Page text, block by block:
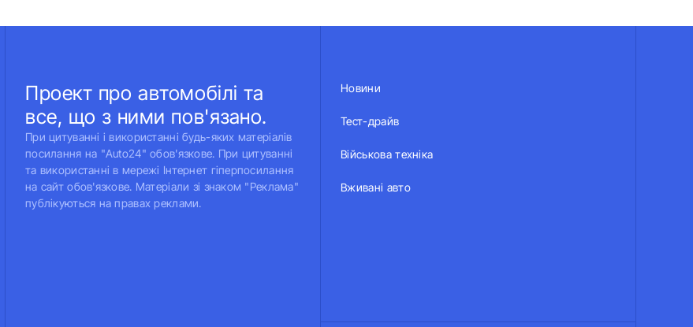
Проект про автомобілі та
все, що з ними пов'язано.
При цитуванні і використанні будь-яких матеріалів
посилання на "Auto24" обов'язкове. При цитуванні
та використанні в мережі Інтернет гіперпосилання
на сайт обов'язкове. Матеріали зі знаком "Реклама"
публікуються на правах реклами.
Новини
Тест-драйв
Військова техніка
Вживані авто